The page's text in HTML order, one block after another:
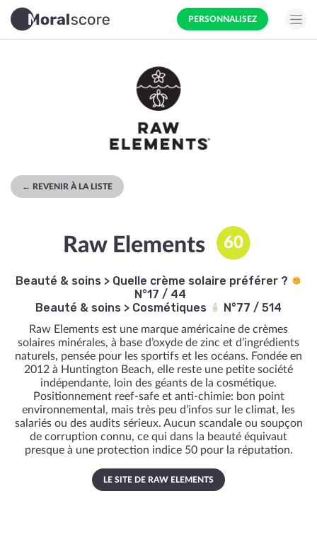
PERSONNALISEZ
← REVENIR À LA LISTE
Raw Elements 60
Beauté & soins> Quelle crème solaire préférer ?
N°17 / 44
Beauté & soins > Cosmétiques N°77 / 514
Raw Elements est une marque américaine de crèmes
solaires minérales, à base d’oxyde de zinc et d’ingrédients
naturels, pensée pour les sportifs et les océans. Fondée en
2012 à Huntington Beach, elle reste une petite société
indépendante, loin des géants de la cosmétique.
Positionnement reef‑safe et anti‑chimie: bon point
environnemental, mais très peu d’infos sur le climat, les
salariés ou des audits sérieux. Aucun scandale ou soupçon
de corruption connu, ce qui dans la beauté équivaut
presque à une protection indice 50 pour la réputation.
LE SITE DE RAW ELEMENTS